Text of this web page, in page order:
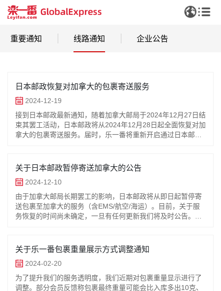
重要通知 线路通知 企业公告
日本邮政恢复对加拿大的包裹寄送服务
2024-12-19
接到日本邮政最新通知，随着加拿大邮局于2024年12月27日结
束其罢工活动，日本邮政将从2024年12月28日起全面恢复对加
拿大的包裹寄送服务。届时，乐一番将重新开启通过日本邮政
这些积压的包裹。因此，在初期，寄往加拿大的包裹派件可能
会遇到一些延迟，预计这种情况可能持续到2025年1月底。我
们深知这可能给您带来不便，并对此表示诚挚的歉意。感谢您
的理解与支持。我们将继续关注后续情况，并及时更新进展。
关于日本邮政暂停寄送加拿大的公告
2024-12-10
由于加拿大邮局长期罢工的影响，日本邮政将从即日起暂停寄
送包裹至加拿大的服务（含EMS/航空/海运）。目前，关于服
务恢复的时间尚未确定，一旦有任何更新我们将及时公告。请
番”在线客服，我们将为您免费取消订单，并在1-5个工作日左
右处理退款至您的支付账户。对于由此给您带来的不便，我们
深感抱歉，并感谢您的理解与支持。
关于乐一番包裹重量展示方式调整通知
2024-02-20
为了提升我们的服务透明度，我们近期对包裹重量显示进行了
调整。部分会员反馈称包裹最终重量可能会比入库多出10克、